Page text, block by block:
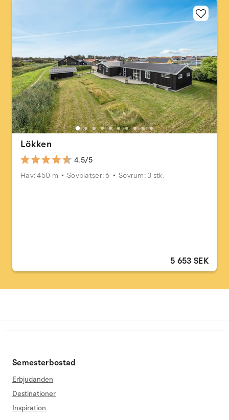
Lökken
4.5/5
Hav: 450 m
Sovplatser: 6 Sovrum: 3 stk.
5 653 SEK
Semesterbostad
Erbjudanden
Destinationer
Inspiration